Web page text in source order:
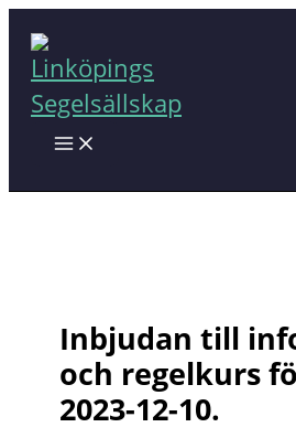
Hoppa
till
innehåll
Inbjudan till
och regelkurs
2023-12-10.